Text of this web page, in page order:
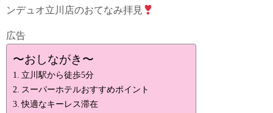
ンデュオ立川店のおてなみ拝見
広告
〜おしながき〜
立川駅から徒歩5分
スーパーホテルおすすめポイント
快適なキーレス滞在